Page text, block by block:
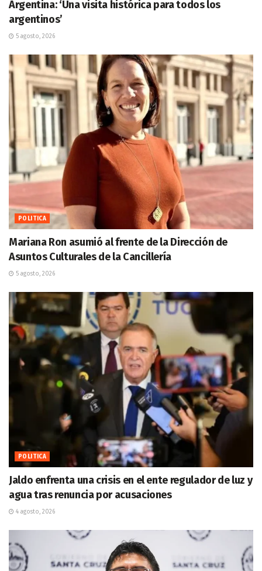
Argentina: ‘Una visita histórica para todos los
argentinos’
5 agosto, 2026
POLITICA
Mariana Ron asumió al frente de la Dirección de
Asuntos Culturales de la Cancillería
5 agosto, 2026
POLITICA
Jaldo enfrenta una crisis en el ente regulador de luz y
agua tras renuncia por acusaciones
4 agosto, 2026